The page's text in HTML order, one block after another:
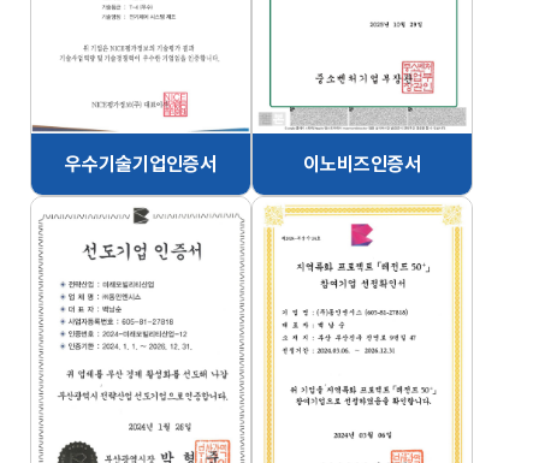
우수기술기업인증서 이노비즈인증서